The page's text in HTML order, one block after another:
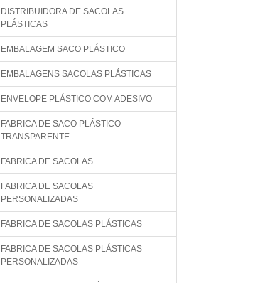
DISTRIBUIDORA DE SACOLAS
PLÁSTICAS
EMBALAGEM SACO PLÁSTICO
EMBALAGENS SACOLAS PLÁSTICAS
ENVELOPE PLÁSTICO COM ADESIVO
FABRICA DE SACO PLÁSTICO
TRANSPARENTE
FABRICA DE SACOLAS
FABRICA DE SACOLAS
PERSONALIZADAS
FABRICA DE SACOLAS PLÁSTICAS
FABRICA DE SACOLAS PLÁSTICAS
PERSONALIZADAS